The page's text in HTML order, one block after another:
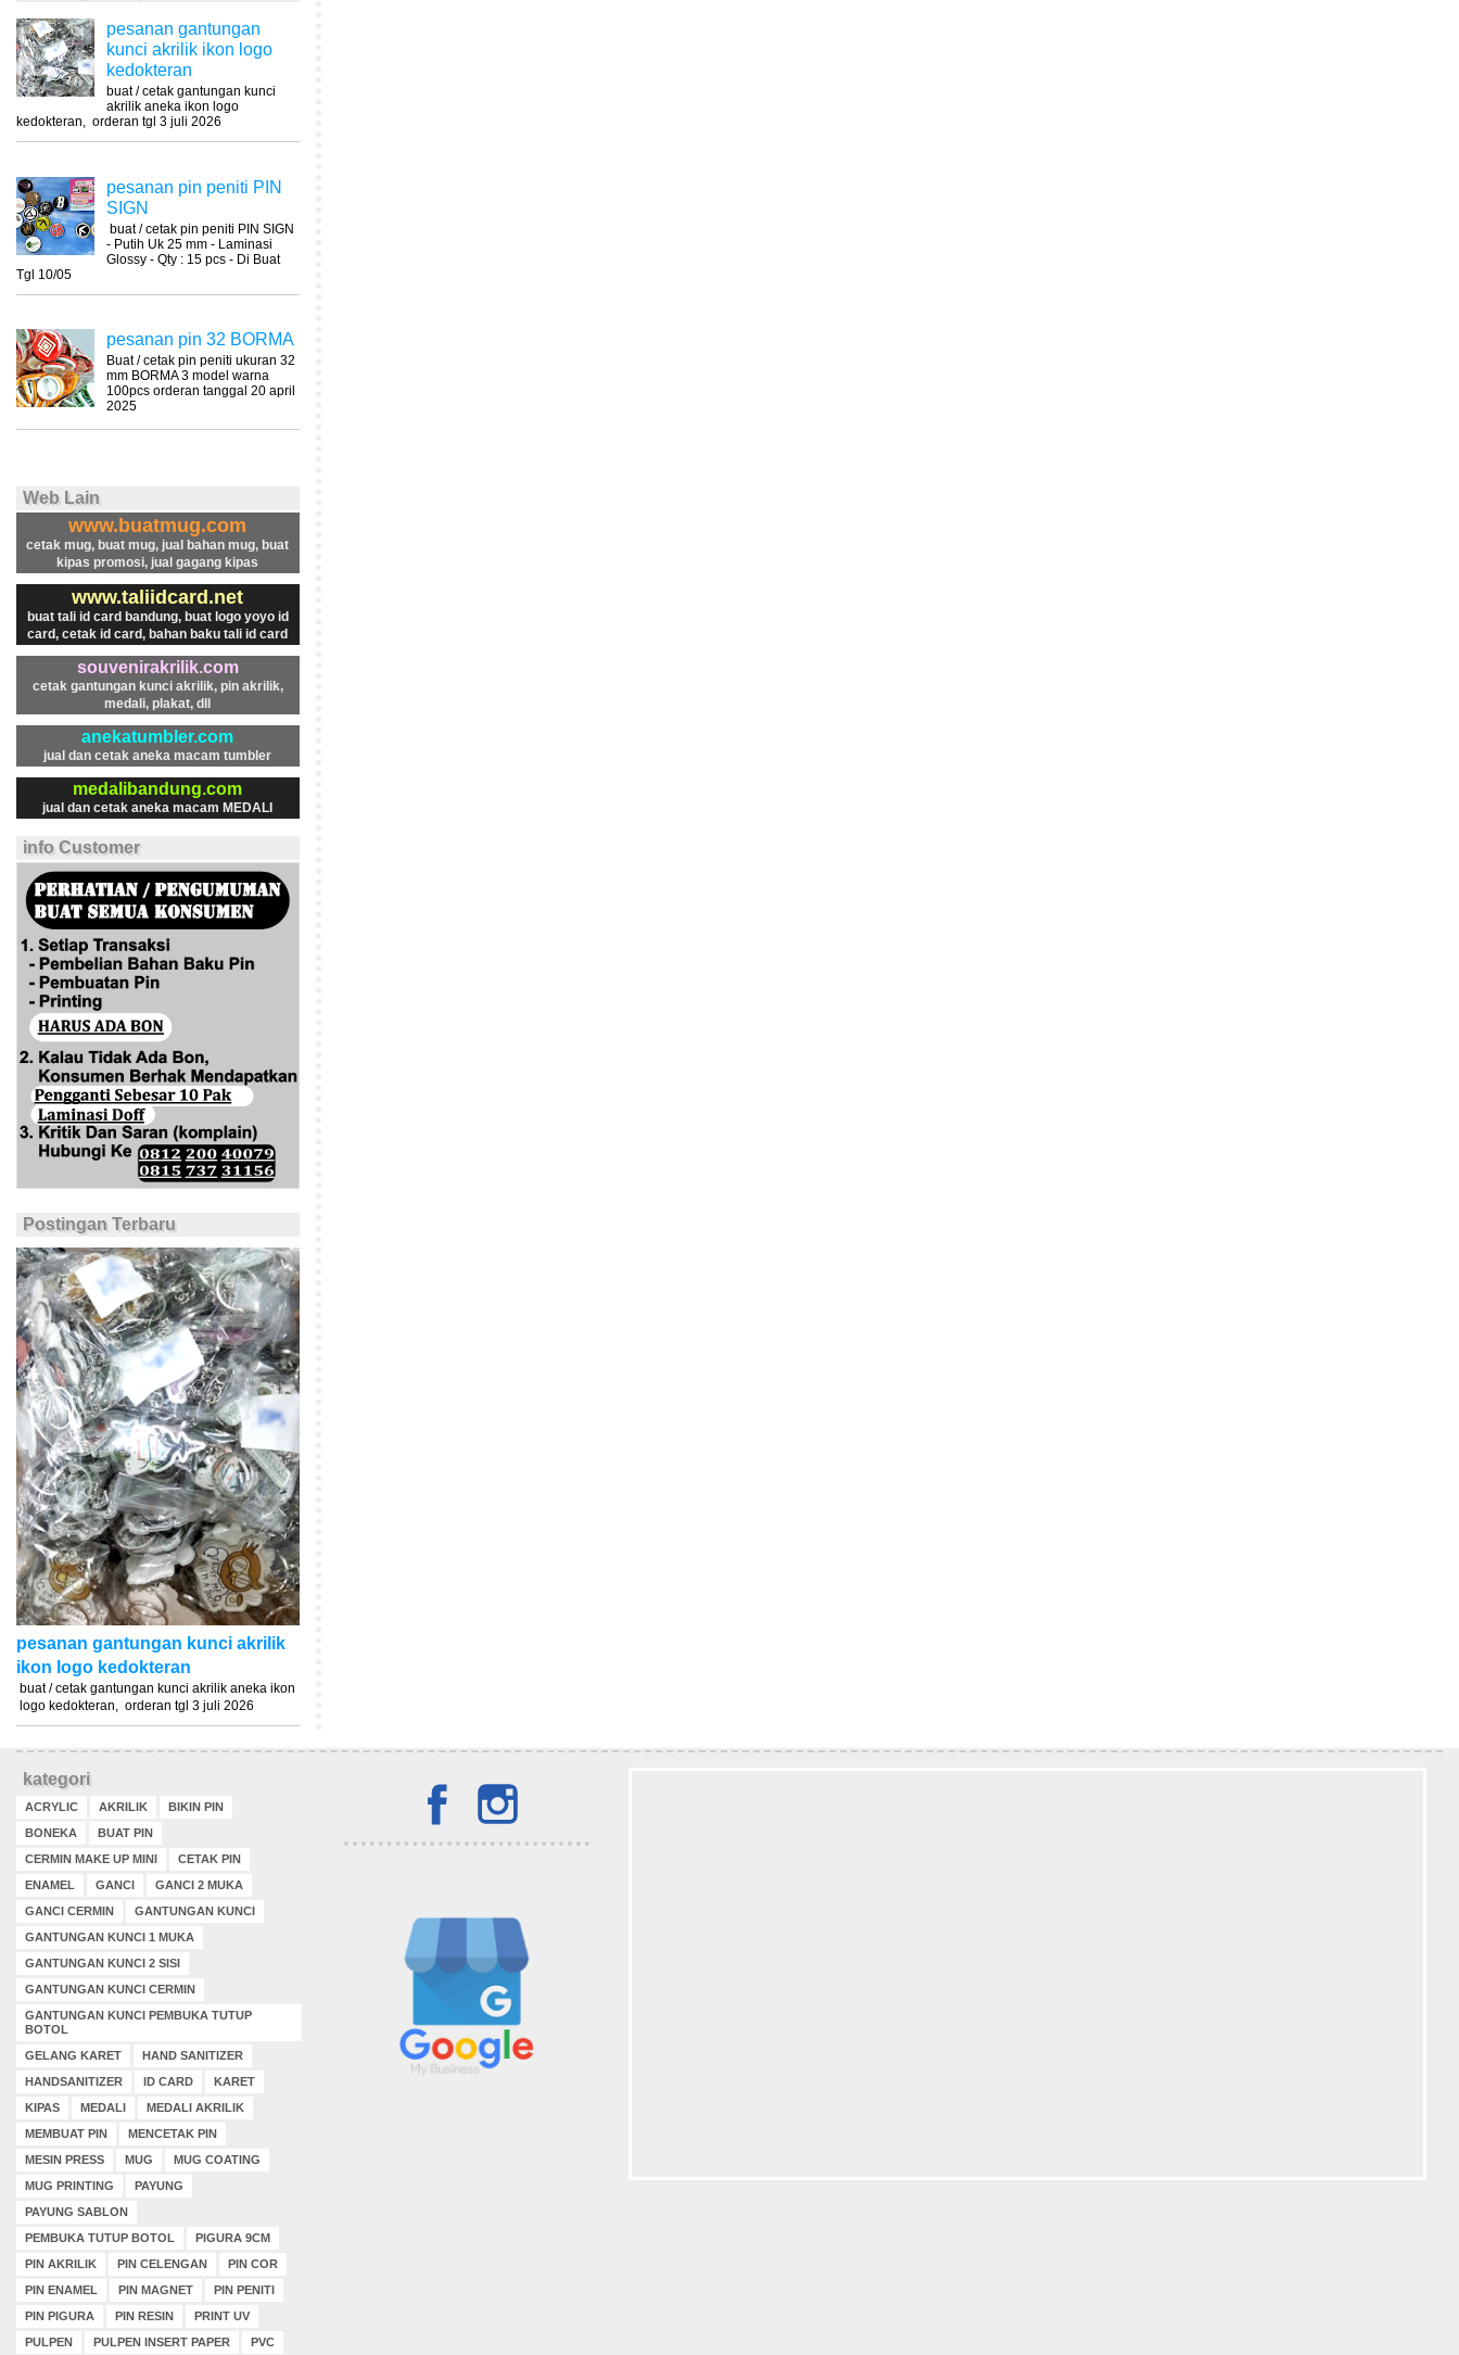
pesanan gantungan
kunci akrilik ikon logo
kedokteran
buat / cetak gantungan kunci
akrilik aneka ikon logo
kedokteran, orderan tgl 3 juli 2026
pesanan pin peniti PIN
SIGN
buat / cetak pin peniti PIN SIGN
- Putih Uk 25 mm - Laminasi
Glossy - Qty : 15 pcs - Di Buat
Tgl 10/05
pesanan pin 32 BORMA
Buat / cetak pin peniti ukuran 32
mm BORMA 3 model warna
100pcs orderan tanggal 20 april
2025
Web Lain
www.buatmug.com
cetak mug, buat mug, jual bahan mug, buat
kipas promosi, jual gagang kipas
www.taliidcard.net
buat tali id card bandung, buat logo yoyo id
card, cetak id card, bahan baku tali id card
souvenirakrilik.com
cetak gantungan kunci akrilik, pin akrilik,
medali, plakat, dll
anekatumbler.com
jual dan cetak aneka macam tumbler
medalibandung.com
jual dan cetak aneka macam MEDALI
info Customer
Postingan Terbaru
pesanan gantungan kunci akrilik
ikon logo kedokteran
buat / cetak gantungan kunci akrilik aneka ikon
logo kedokteran, orderan tgl 3 juli 2026
kategori
ACRYLIC AKRILIK
BIKIN PIN
BONEKA
BUAT PIN
CERMIN MAKE UP MINI
CETAK PIN
ENAMEL
GANCI
GANCI 2 MUKA
GANCI CERMIN
GANTUNGAN KUNCI
GANTUNGAN KUNCI 1 MUKA
GANTUNGAN KUNCI 2 SISI
GANTUNGAN KUNCI CERMIN
GANTUNGAN KUNCI PEMBUKA TUTUP
BOTOL
GELANG KARET
HAND SANITIZER
HANDSANITIZER
ID CARD
KARET
KIPAS
MEDALI
MEDALI AKRILIK
MEMBUAT PIN
MENCETAK PIN
MESIN PRESS
MUG
MUG COATING
MUG PRINTING
PAYUNG
PAYUNG SABLON
PEMBUKA TUTUP BOTOL
PIGURA 9CM
PIN AKRILIK
PIN CELENGAN
PIN COR
PIN ENAMEL
PIN MAGNET
PIN PENITI
PIN PIGURA
PIN RESIN
PRINT UV
PULPEN
PULPEN INSERT PAPER PVC